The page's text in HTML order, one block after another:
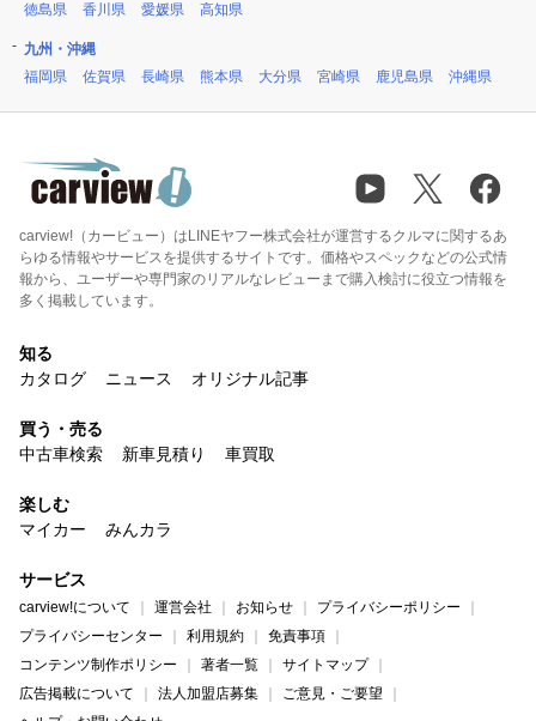
徳島県
香川県 愛媛県 高知県
九州・沖縄
福岡県
佐賀県 長崎県 熊本県 大分県 宮崎県 鹿児島県 沖縄県
carview!（カービュー）はLINEヤフー株式会社が運営するクルマに関するあ
らゆる情報やサービスを提供するサイトです。価格やスペックなどの公式情
報から、ユーザーや専門家のリアルなレビューまで購入検討に役立つ情報を
多く掲載しています。
知る
カタログ
ニュース オリジナル記事
買う・売る
中古車検索
新車見積り 車買取
楽しむ
マイカー
みんカラ
サービス
carview!について 運営会社 お知らせ
プライバシーポリシー
プライバシーセンター
利用規約
免責事項
コンテンツ制作ポリシー
著者一覧
サイトマップ
広告掲載について
法人加盟店募集
ご意見・ご要望